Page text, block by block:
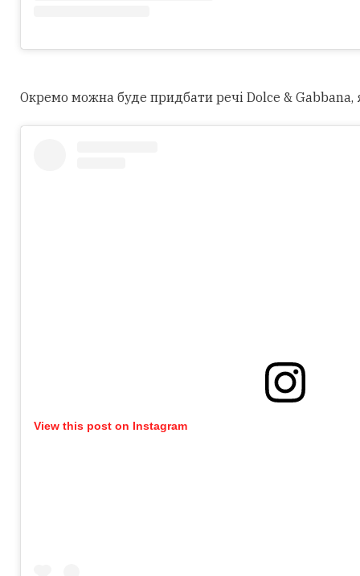
Окремо можна буде придбати речі Dolce & Gabbana,
View this post on Instagram